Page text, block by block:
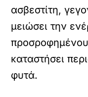
ασβεστίτη,
μειώσει την
καταστήσει
φυτά.